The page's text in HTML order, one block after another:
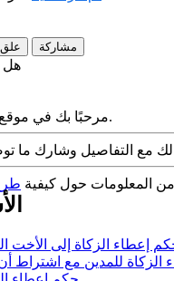
علق مشاركة
هل
مرحبًا بك في موقع فتوى سؤال وجواب.
من المعلومات حول كيفية
إعطاء الزكاة إلى الأخت
الزكاة للمدين مع اشتراط أن